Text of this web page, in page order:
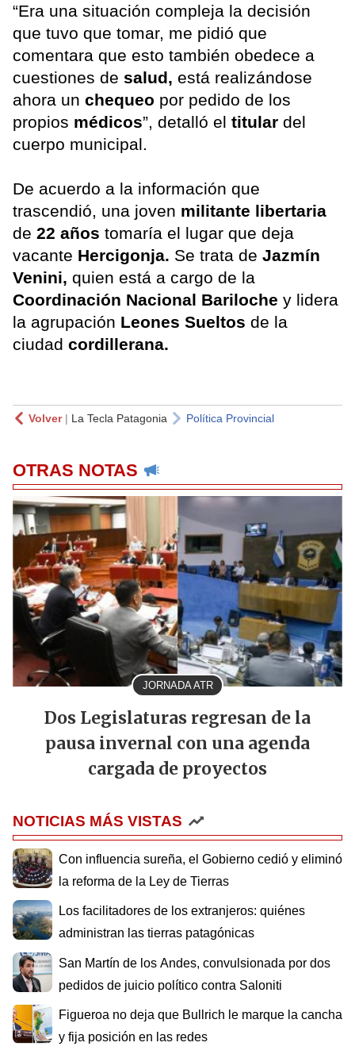
“Era una situación compleja la decisión
que tuvo que tomar, me pidió que
comentara que esto también obedece a
cuestiones de salud, está realizándose
ahora un chequeo por pedido de los
propios médicos”, detalló el titular del
cuerpo municipal.
De acuerdo a la información que
trascendió, una joven militante libertaria
de 22 años tomaría el lugar que deja
vacante Hercigonja. Se trata de Jazmín
Venini, quien está a cargo de la
Coordinación Nacional Bariloche y lidera
la agrupación Leones Sueltos de la
ciudad cordillerana.
Volver| La Tecla Patagonia Política Provincial
OTRAS NOTAS
JORNADA ATR
Dos Legislaturas regresan de la
pausa invernal con una agenda
cargada de proyectos
NOTICIAS MÁS VISTAS
Con influencia sureña, el Gobierno cedió y eliminó
la reforma de la Ley de Tierras
Los facilitadores de los extranjeros: quiénes
administran las tierras patagónicas
San Martín de los Andes, convulsionada por dos
pedidos de juicio político contra Saloniti
Figueroa no deja que Bullrich le marque la cancha
y fija posición en las redes